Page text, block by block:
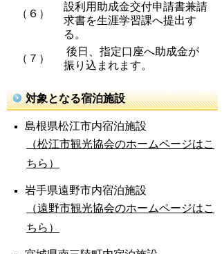
（６）
設利用助成金交付申請書兼請
求書を生涯学習課へ提出す
る。
（７）
後日、指定口座へ助成金が
振り込まれます。
対象となる宿泊施設
島根県松江市内宿泊施設
（松江市観光協会のホームページはこ
ちら）
岩手県遠野市内宿泊施設
（遠野市観光協会のホームページはこ
ちら）